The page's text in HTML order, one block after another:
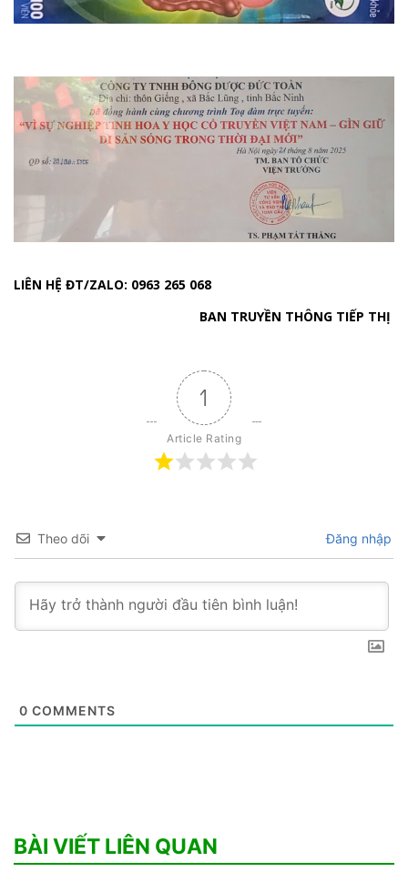
LIÊN HỆ ĐT/ZALO: 0963 265 068
BAN TRUYỀN THÔNG TIẾP THỊ
1
Article Rating
Theo dõi Đăng nhập
0 COMMENTS
BÀI VIẾT LIÊN QUAN